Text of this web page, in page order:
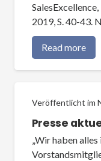
2019, S. 40-43.
Read more
Veröffentlicht im
Presse
„Wir haben